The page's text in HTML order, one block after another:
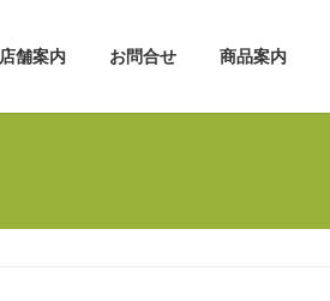
店舗案内 お問合せ 商品案内